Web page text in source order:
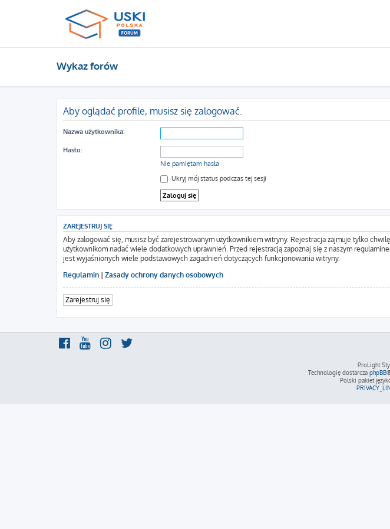
Wykaz forów
Aby oglądać profile, musisz się zalogować.
Nazwa użytkownika:
Hasło:
Nie pamiętam hasła
Ukryj mój status podczas tej sesji
ZAREJESTRUJ SIĘ
Aby zalogować się, musisz być zarejestrowanym użytkownikiem witryny. Rejestracja zajmuje tylko
użytkownikom nadać wiele dodatkowych uprawnień. Przed rejestracją zapoznaj się z naszym
jest wyjaśnionych wiele podstawowych zagadnień dotyczących funkcjonowania witryny.
Regulamin | Zasady ochrony danych osobowych
Zarejestruj się
ProLight
Technologię dostarcza phpBB
Polski pakiet